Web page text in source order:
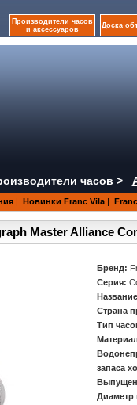
Производители часов
и аксессуаров
Доска
часов >
| Новинки Franc Vila |
Master Alliance
Бренд:
Серия:
Страна
Тип
запаса
Диаметр